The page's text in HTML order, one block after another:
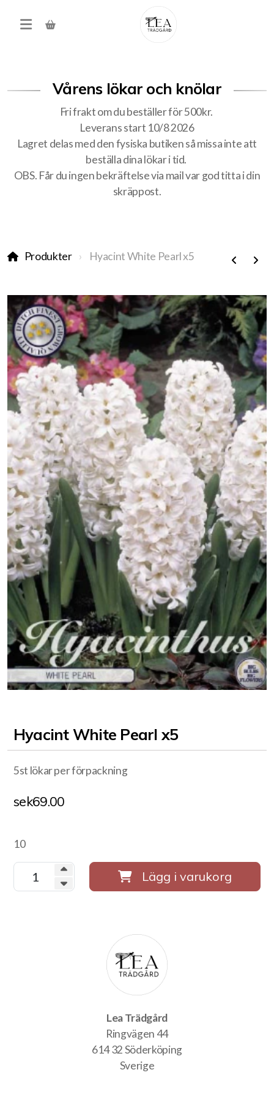
Vårens lökar och knölar
Fri frakt om du beställer för 500kr.
Leverans start 10/8 2026
Lagret delas med den fysiska butiken så missa inte att
beställa dina lökar i tid.
OBS. Får du ingen bekräftelse via mail var god titta i din
skräppost.
Produkter Hyacint White Pearl x5
Hyacint White Pearl x5
5st lökar per förpackning
sek69.00
10
Lägg i varukorg
Lea Trädgård
Ringvägen 44
614 32 Söderköping
Sverige
Produkter